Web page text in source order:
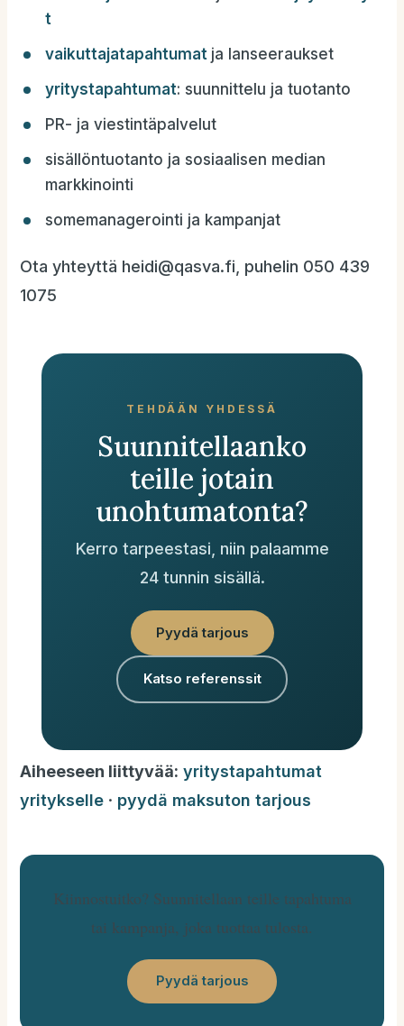
t
vaikuttajatapahtumat ja lanseeraukset
yritystapahtumat: suunnittelu ja tuotanto
PR- ja viestintäpalvelut
sisällöntuotanto ja sosiaalisen median
markkinointi
somemanagerointi ja kampanjat
Ota yhteyttä heidi@qasva.fi, puhelin 050 439
1075
TEHDÄÄN YHDESSÄ
Suunnitellaanko
teille jotain
unohtumatonta?
Kerro tarpeestasi, niin palaamme
24 tunnin sisällä.
Pyydä tarjous
Katso referenssit
Aiheeseen liittyvää: yritystapahtumat
yritykselle · pyydä maksuton tarjous
Kiinnostuitko? Suunnitellaan teille tapahtuma
tai kampanja, joka tuottaa tulosta.
Pyydä tarjous